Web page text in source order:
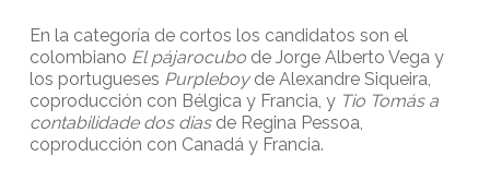
En la categoría de cortos los candidatos son el
colombiano El pájarocubode Jorge Alberto Vega y
los portugueses Purpleboyde Alexandre Siqueira,
coproducción con Bélgica y Francia, y Tio Tomás a
contabilidade dos diasde Regina Pessoa,
coproducción con Canadá y Francia.